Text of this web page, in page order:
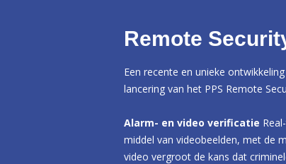
Remote
Een recente en unieke
lancering van het PPS Remote
Alarm- en video verificatie
middel van videobeelden, met de
video vergroot de kans dat